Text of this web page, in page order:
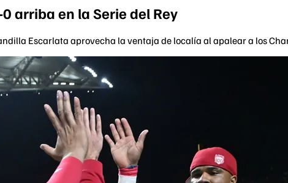
arriba en la Serie del Rey
Escarlata aprovecha la ventaja de localía al apalear a los